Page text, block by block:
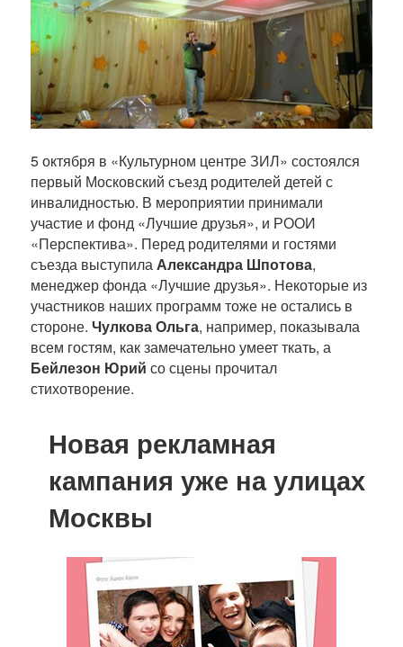
5 октября в «Культурном центре ЗИЛ» состоялся
первый Московский съезд родителей детей с
инвалидностью. В мероприятии принимали
участие и фонд «Лучшие друзья», и РООИ
«Перспектива». Перед родителями и гостями
съезда выступилаАлександра Шпотова,
менеджер фонда «Лучшие друзья». Некоторые из
участников наших программ тоже не остались в
стороне. Чулкова Ольга, например, показывала
всем гостям, как замечательно умеет ткать, а
Бейлезон Юрий со сцены прочитал
стихотворение.
Новая рекламная
кампания уже на улицах
Москвы